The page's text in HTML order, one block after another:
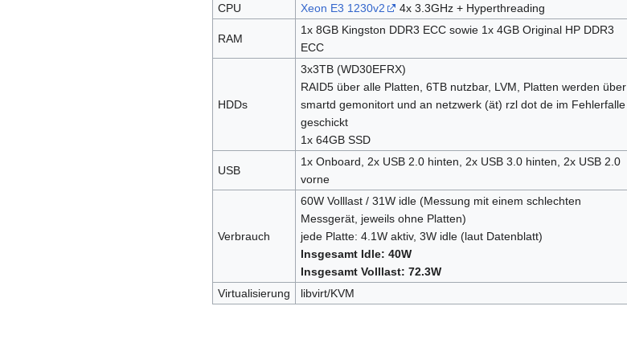
CPU
Xeon E3 1230v2 4x 3.3GHz + Hyperthreading
RAM
1x 8GB Kingston DDR3 ECC sowie 1x 4GB Original HP DDR3
ECC
HDDs
3x3TB (WD30EFRX)
RAID5 über alle Platten, 6TB nutzbar, LVM, Platten werden über
smartd gemonitort und an netzwerk (ät) rzl dot de im Fehlerfalle
geschickt
1x 64GB SSD
USB
1x Onboard, 2x USB 2.0 hinten, 2x USB 3.0 hinten, 2x USB 2.0
vorne
Verbrauch
60W Volllast / 31W idle (Messung mit einem schlechten
Messgerät, jeweils ohne Platten)
jede Platte: 4.1W aktiv, 3W idle (laut Datenblatt)
Insgesamt Idle: 40W
Insgesamt Volllast: 72.3W
Virtualisierung
libvirt/KVM